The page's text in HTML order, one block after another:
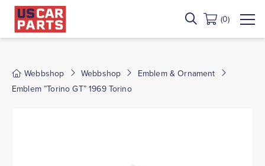
(0)
Webbshop Webbshop
Emblem & Ornament
Emblem ”Torino GT” 1969 Torino